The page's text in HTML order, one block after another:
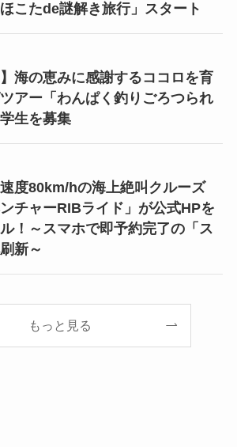
こたde謎解き旅行」スタート
】海の恵みに感謝するココロを育
アー「わんぱく釣りごろつられ
生を募集
度80km/hの海上絶叫クルーズ
ンチャーRIBライド」が公式HPを
！～スマホで即予約完了の「ス
新～
もっと見る